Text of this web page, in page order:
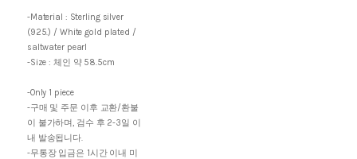
-Material : Sterling silver
(925.) / White gold plated /
saltwater pearl
-Size : 체인 약 58.5cm
-Only 1 piece
-구매 및 주문 이후 교환/환불
이 불가하며, 검수 후 2-3일 이
내 발송됩니다.
-무통장 입금은 1시간 이내 미